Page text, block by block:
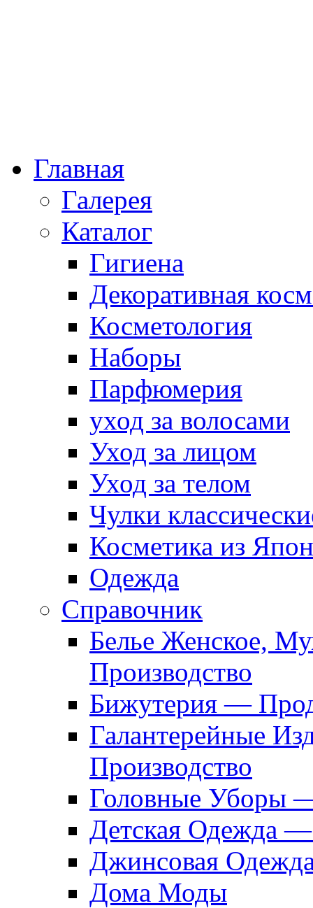
Главная
Галерея
Каталог
Гигиена
Декоративная
Косметология
Наборы
Парфюмерия
уход за волосами
Уход за лицом
Уход за телом
Чулки
Косметика из
Одежда
Справочник
Белье Женское,
Производство
Бижутерия —
Галантерейные
Производство
Головные Уборы
Детская Одежда
Джинсовая
Дома Моды